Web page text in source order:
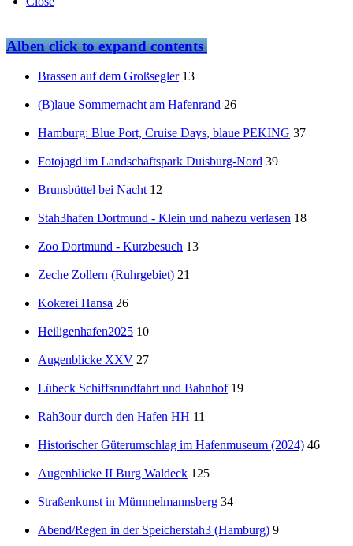
Albenclick to expand contents
Brassen auf dem Großsegler 13
(B)laue Sommernacht am Hafenrand 26
Hamburg: Blue Port, Cruise Days, blaue PEKING 37
Fotojagd im Landschaftspark Duisburg-Nord 39
Brunsbüttel bei Nacht 12
Stah3hafen Dortmund - Klein und nahezu verlasen 18
Zoo Dortmund - Kurzbesuch 13
Zeche Zollern (Ruhrgebiet) 21
Kokerei Hansa 26
Heiligenhafen2025 10
Augenblicke XXV 27
Lübeck Schiffsrundfahrt und Bahnhof 19
Rah3our durch den Hafen HH 11
Historischer Güterumschlag im Hafenmuseum (2024) 46
Augenblicke II Burg Waldeck 125
Straßenkunst in Mümmelmannsberg 34
Abend/Regen in der Speicherstah3 (Hamburg) 9